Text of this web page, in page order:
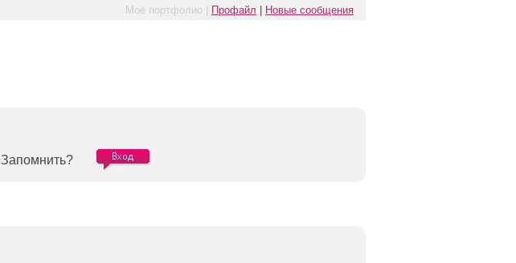
Моё портфолио | Профайл Новые сообщения
Запомнить?